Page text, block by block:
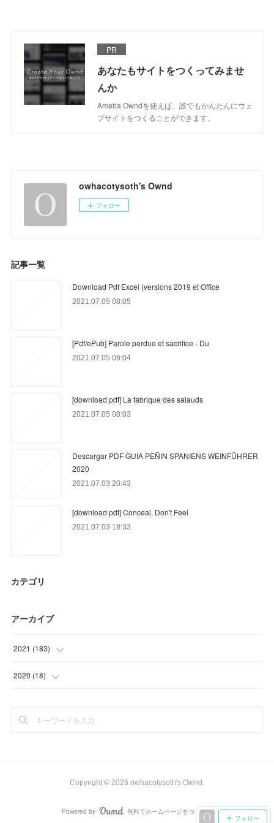
PR
あなたもサイトをつくってみませ
んか
Ameba Owndを使えば、誰でもかんたんにウェ
ブサイトをつくることができます。
owhacotysoth's Ownd
フォロー
記事一覧
Download Pdf Excel (versions 2019 et Office
2021.07.05 08:05
[Pdf/ePub] Parole perdue et sacrifice - Du
2021.07.05 08:04
[download pdf] La fabrique des salauds
2021.07.05 08:03
Descargar PDF GUIA PEÑIN SPANIENS WEINFÜHRER
2020
2021.07.03 20:43
[download pdf] Conceal, Don't Feel
2021.07.03 18:33
カテゴリ
アーカイブ
2021 (183)
(9
(
2020 (18)
(
フォロー
Copyright © 2026 owhacotysoth's Ownd .
Powered by AmebaOwnd
無料でホームページをつくろう